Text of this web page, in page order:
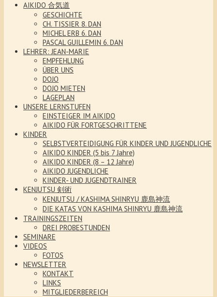
AIKIDO 合気道
GESCHICHTE
CH. TISSIER 8. DAN
MICHEL ERB 6. DAN
PASCAL GUILLEMIN 6. DAN
LEHRER: JEAN-MARIE
EMPFEHLUNG
ÜBER UNS
DOJO
DOJO MIETEN
LAGEPLAN
UNSERE LERNSTUFEN
EINSTEIGER IM AIKIDO
AIKIDO FÜR FORTGESCHRITTENE
KINDER
SELBSTVERTEIDIGUNG FÜR KINDER UND JUGENDLICHE
AIKIDO KINDER (5 bis 7 Jahre)
AIKIDO KINDER (8 – 12 Jahre)
AIKIDO JUGENDLICHE
KINDER- UND JUGENDTRAINER
KENJUTSU 剣術
KENJUTSU / KASHIMA SHINRYU 鹿島神流
DIE KATAS VON KASHIMA SHINRYU 鹿島神流
TRAININGSZEITEN
DREI PROBESTUNDEN
SEMINARE
VIDEOS
FOTOS
NEWSLETTER
KONTAKT
LINKS
MITGLIEDERBEREICH